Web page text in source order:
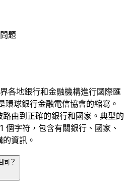
題
各地銀行和金融機構進行國際匯
球銀行金融電信協會的縮寫。
由到正確的銀行和國家。典型的
個字符，包含有關銀行、國家、
資訊。
同？